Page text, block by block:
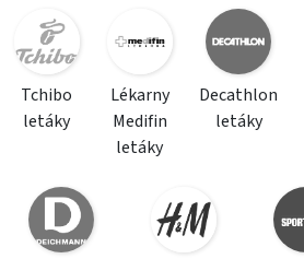
Tchibo
letáky
Lékarny
Medifin
letáky
Decathlon
letáky